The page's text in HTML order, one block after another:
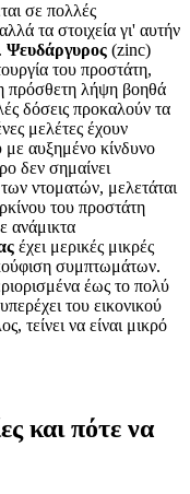
σε πολλές
τα στοιχεία γι' αυτήν
Ψευδάργυρος (zinc)
του προστάτη,
πρόσθετη λήψη βοηθά
δόσεις προκαλούν τα
μελέτες έχουν
αυξημένο κίνδυνο
δεν σημαίνει
ντοματών, μελετάται
του προστάτη
ανάμικτα
έχει μερικές μικρές
συμπτωμάτων.
έως το πολύ
του εικονικού
τείνει να είναι μικρό
και πότε να